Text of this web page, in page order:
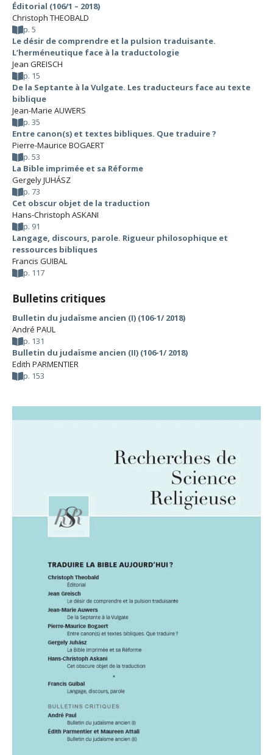
Éditorial (106/1 – 2018)
Christoph THEOBALD
p. 5
Le désir de comprendre et la pulsion traduisante.
L’herméneutique face à la traductologie
Jean GREISCH
p. 15
De la Septante à la Vulgate. Les traducteurs face au texte
biblique
Jean-Marie AUWERS
p. 35
Entre canon(s) et textes bibliques. Que traduire ?
Pierre-Maurice BOGAERT
p. 53
La Bible imprimée et sa Réforme
Gergely JUHÁSZ
p. 73
Cet obscur objet de la traduction
Hans-Christoph ASKANI
p. 91
Langage, discours, parole. Rigueur philosophique et
ressources bibliques
Francis GUIBAL
p. 117
Bulletins critiques
Bulletin du judaïsme ancien (I) (106-1/ 2018)
André PAUL
p. 131
Bulletin du judaïsme ancien (II) (106-1/ 2018)
Edith PARMENTIER
p. 153